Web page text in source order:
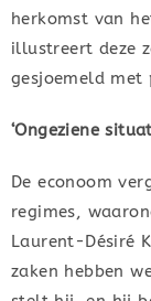
herkomst van
illustreert deze
gesjoemeld met
‘Ongeziene
De econoom
regimes,
Laurent-Désiré
zaken hebben